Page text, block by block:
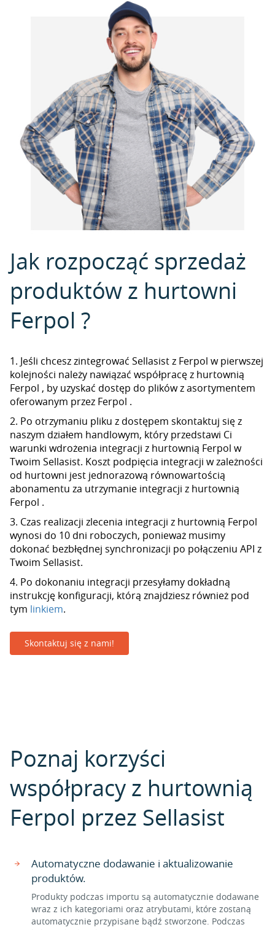
Jak rozpocząć sprzedaż
produktów z hurtowni
Ferpol ?
1. Jeśli chcesz zintegrować Sellasist z Ferpol w pierwszej
kolejności należy nawiązać współpracę z hurtownią
Ferpol , by uzyskać dostęp do plików z asortymentem
oferowanym przez Ferpol .
2. Po otrzymaniu pliku z dostępem skontaktuj się z
naszym działem handlowym, który przedstawi Ci
warunki wdrożenia integracji z hurtownią Ferpol w
Twoim Sellasist. Koszt podpięcia integracji w zależności
od hurtowni jest jednorazową równowartością
abonamentu za utrzymanie integracji z hurtownią
Ferpol .
3. Czas realizacji zlecenia integracji z hurtownią Ferpol
wynosi do 10 dni roboczych, ponieważ musimy
dokonać bezbłędnej synchronizacji po połączeniu API z
Twoim Sellasist.
4. Po dokonaniu integracji przesyłamy dokładną
instrukcję konfiguracji, którą znajdziesz również pod
tym linkiem.
Skontaktuj się z nami!
Poznaj korzyści
współpracy z hurtownią
Ferpol przez Sellasist
Automatyczne dodawanie i aktualizowanie
produktów.
Produkty podczas importu są automatycznie dodawane
wraz z ich kategoriami oraz atrybutami, które zostaną
automatycznie przypisane bądź stworzone. Podczas